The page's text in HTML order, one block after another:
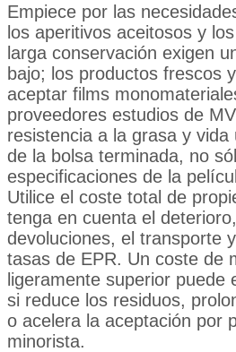
Empiece por las
los aperitivos aceitosos y
larga conservación exigen
bajo; los productos frescos
aceptar films
proveedores estudios de
resistencia a la grasa y vida
de la bolsa terminada, no
especificaciones de la
Utilice el coste total de
tenga en cuenta el
devoluciones, el transporte
tasas de EPR. Un coste de
ligeramente superior puede
si reduce los residuos,
o acelera la aceptación por
minorista.